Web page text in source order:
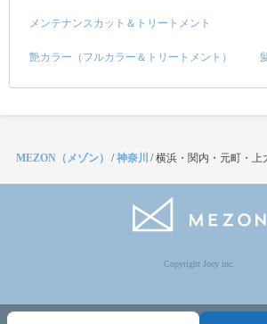
メンテナンスカット＆トリートメント
艶カラー（フルカラー＆トリートメント）
MEZON（メゾン） /神奈川 /横浜・関内・元町・上
Copyright Jocy inc.